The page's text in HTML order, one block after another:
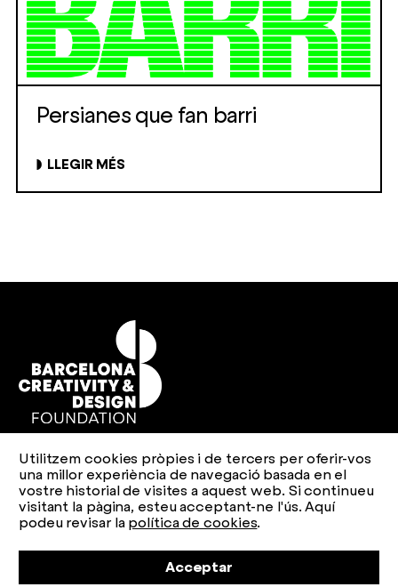
Persianes que fan barri
LLEGIR MÉS
Avís legal Política de privacitat Política de cookies
Web designesiete Codesevenap
Utilitzem cookies pròpies i de tercers per oferir-vos
una millor experiència de navegació basada en el
vostre historial de visites a aquest web. Si continueu
visitant la pàgina, esteu acceptant-ne l'ús. Aquí
podeu revisar lapolítica de cookies.
Acceptar